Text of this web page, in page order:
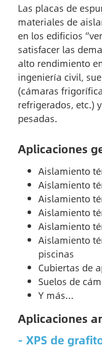
Las placas de
materiales de
en los edificios
satisfacer las
alto rendimiento
ingeniería civil,
(cámaras
refrigerados, etc.)
pesadas.
Aplicaciones
Aislamiento
Aislamiento
Aislamiento
Aislamiento
Aislamiento
Aislamiento
piscinas
Cubiertas de
Suelos de
Y más…
Aplicaciones
- XPS de